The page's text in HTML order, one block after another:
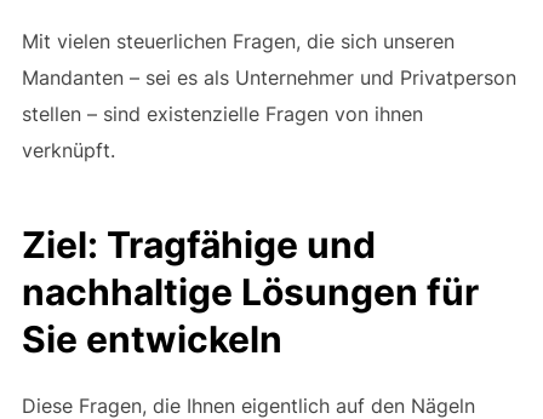
Mit vielen steuerlichen Fragen, die sich unseren
Mandanten – sei es als Unternehmer und Privatperson
stellen – sind existenzielle Fragen von ihnen
verknüpft.
Ziel: Tragfähige und
nachhaltige Lösungen für
Sie entwickeln
Diese Fragen, die Ihnen eigentlich auf den Nägeln